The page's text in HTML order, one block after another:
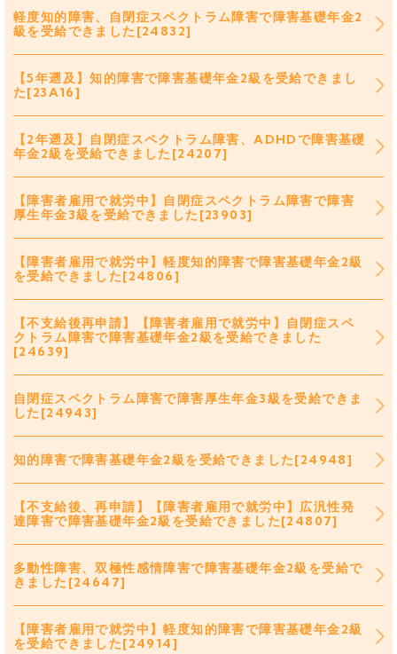
軽度知的障害、自閉症スペクトラム障害で障害基礎年金2
級を受給できました[24832]
【5年遡及】知的障害で障害基礎年金2級を受給できまし
た[23A16]
【2年遡及】自閉症スペクトラム障害、ADHDで障害基礎
年金2級を受給できました[24207]
【障害者雇用で就労中】自閉症スペクトラム障害で障害
厚生年金3級を受給できました[23903]
【障害者雇用で就労中】軽度知的障害で障害基礎年金2級
を受給できました[24806]
【不支給後再申請】【障害者雇用で就労中】自閉症スペ
クトラム障害で障害基礎年金2級を受給できました
[24639]
自閉症スペクトラム障害で障害厚生年金3級を受給できま
した[24943]
知的障害で障害基礎年金2級を受給できました[24948]
【不支給後、再申請】【障害者雇用で就労中】広汎性発
達障害で障害基礎年金2級を受給できました[24807]
多動性障害、双極性感情障害で障害基礎年金2級を受給で
きました[24647]
【障害者雇用で就労中】軽度知的障害で障害基礎年金2級
を受給できました[24914]